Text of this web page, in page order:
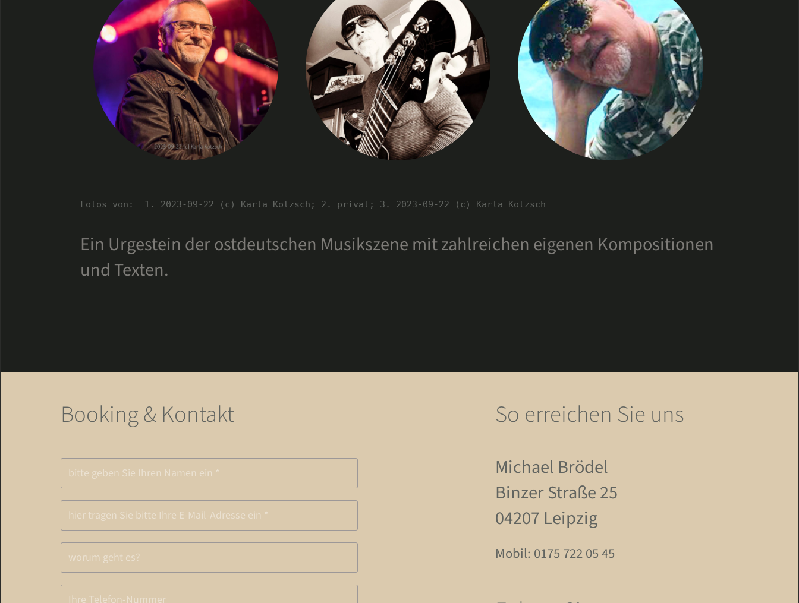
Fotos von:  1. 2023-09-22 (c) Karla Kotzsch; 2. privat; 3. 2023-09-22 (c) Karla Kotzsch
Ein Urgestein der ostdeutschen Musikszene mit zahlreichen eigenen Kompositionen
und Texten.
Booking & Kontakt So erreichen Sie uns
Michael Brödel
Binzer Straße 25
04207 Leipzig
Mobil: 0175 722 05 45